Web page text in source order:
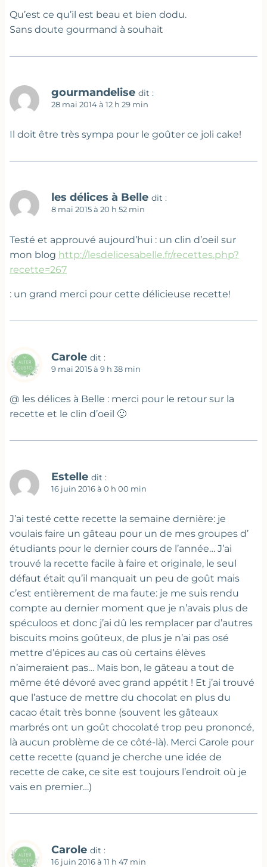
Qu’est ce qu’il est beau et bien dodu.
Sans doute gourmand à souhait
gourmandelise dit :
28 mai 2014 à 12 h 29 min
Il doit être très sympa pour le goûter ce joli cake!
les délices à Belle dit :
8 mai 2015 à 20 h 52 min
Testé et approuvé aujourd’hui : un clin d’oeil sur
mon blog http://lesdelicesabelle.fr/recettes.php?
recette=267
: un grand merci pour cette délicieuse recette!
Carole dit :
9 mai 2015 à 9 h 38 min
@ les délices à Belle : merci pour le retour sur la
recette et le clin d’oeil 🙂
Estelle dit :
16 juin 2016 à 0 h 00 min
J’ai testé cette recette la semaine dernière: je
voulais faire un gâteau pour un de mes groupes d’
étudiants pour le dernier cours de l’année… J’ai
trouvé la recette facile à faire et originale, le seul
défaut était qu’il manquait un peu de goût mais
c’est entièrement de ma faute: je me suis rendu
compte au dernier moment que je n’avais plus de
spéculoos et donc j’ai dû les remplacer par d’autres
biscuits moins goûteux, de plus je n’ai pas osé
mettre d’épices au cas où certains élèves
n’aimeraient pas… Mais bon, le gâteau a tout de
même été dévoré avec grand appétit ! Et j’ai trouvé
que l’astuce de mettre du chocolat en plus du
cacao était très bonne (souvent les gâteaux
marbrés ont un goût chocolaté trop peu prononcé,
là aucun problème de ce côté-là). Merci Carole pour
cette recette (quand je cherche une idée de
recette de cake, ce site est toujours l’endroit où je
vais en premier…)
Carole dit :
16 juin 2016 à 11 h 47 min